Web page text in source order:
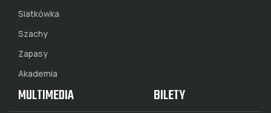
Siatkówka
Szachy
Zapasy
Akademia
MULTIMEDIA BILETY